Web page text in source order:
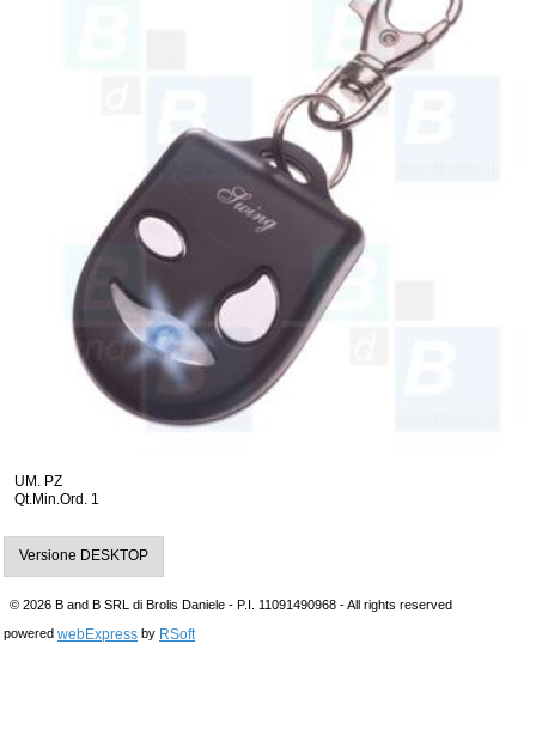
UM. PZ
Qt.Min.Ord. 1
Versione DESKTOP
© 2026 B and B SRL di Brolis Daniele - P.I. 11091490968 - All rights reserved
powered webExpress by RSoft